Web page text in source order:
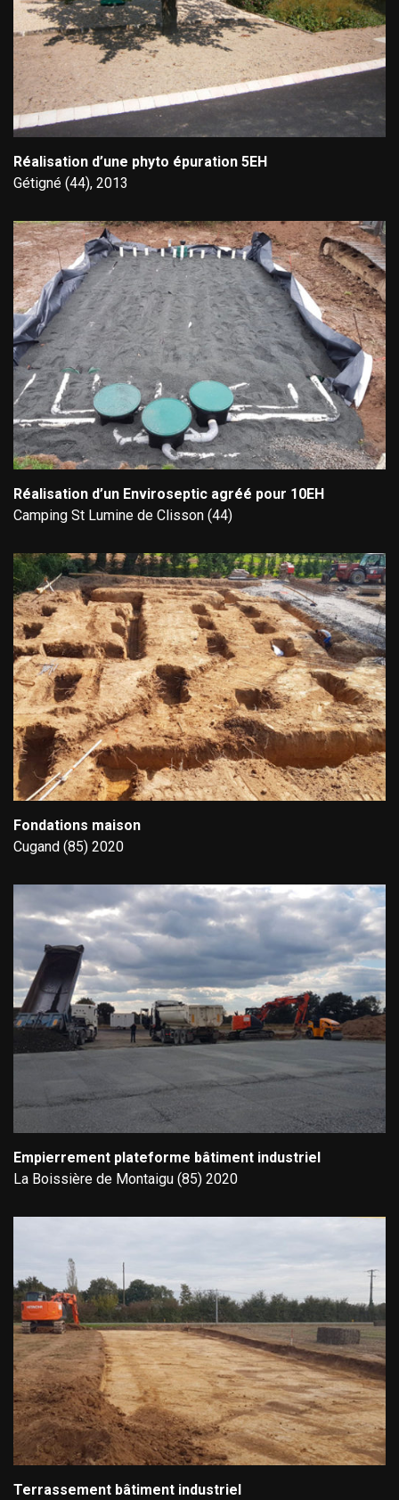
Réalisation d’une phyto épuration 5EH
Gétigné (44), 2013
Réalisation d’un Enviroseptic agréé pour 10EH
Camping St Lumine de Clisson (44)
Fondations maison
Cugand (85) 2020
Empierrement plateforme bâtiment industriel
La Boissière de Montaigu (85) 2020
Terrassement bâtiment industriel